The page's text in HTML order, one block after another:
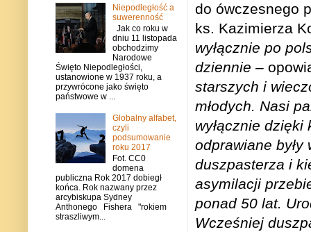
do ówczesnego
ks. Kazimierza
wyłącznie po
dziennie –
starszych i
młodych. Nasi
wyłącznie dzięki
odprawiane
duszpasterza i
asymilacji
ponad 50 lat.
Wcześniej
Niepodległość a
suwerenność
Jak co roku w
dniu 11 listopada
obchodzimy
Narodowe
Święto Niepodległości,
ustanowione w 1937 roku, a
przywrócone jako święto
państwowe w ...
Globalny alfabet,
czyli
podsumowanie
roku 2017
Fot. CC0
domena
publiczna Rok 2017 dobiegł
końca. Rok nazwany przez
arcybiskupa Sydney
Anthonego Fishera "rokiem
straszliwym...